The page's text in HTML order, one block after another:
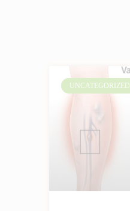
UNCATEGORIZED